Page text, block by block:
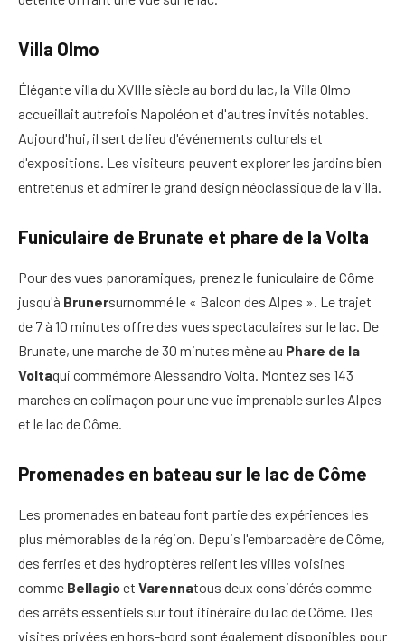
Villa Olmo
Élégante villa du XVIIIe siècle au bord du lac, la Villa Olmo
accueillait autrefois Napoléon et d'autres invités notables.
Aujourd'hui, il sert de lieu d'événements culturels et
d'expositions. Les visiteurs peuvent explorer les jardins bien
entretenus et admirer le grand design néoclassique de la villa.
Funiculaire de Brunate et phare de la Volta
Pour des vues panoramiques, prenez le funiculaire de Côme
jusqu'à Brunersurnommé le « Balcon des Alpes ». Le trajet
de 7 à 10 minutes offre des vues spectaculaires sur le lac. De
Brunate, une marche de 30 minutes mène au Phare de la
Voltaqui commémore Alessandro Volta. Montez ses 143
marches en colimaçon pour une vue imprenable sur les Alpes
et le lac de Côme.
Promenades en bateau sur le lac de Côme
Les promenades en bateau font partie des expériences les
plus mémorables de la région. Depuis l'embarcadère de Côme,
des ferries et des hydroptères relient les villes voisines
comme Bellagioet Varennatous deux considérés comme
des arrêts essentiels sur tout itinéraire du lac de Côme. Des
visites privées en hors-bord sont également disponibles pour